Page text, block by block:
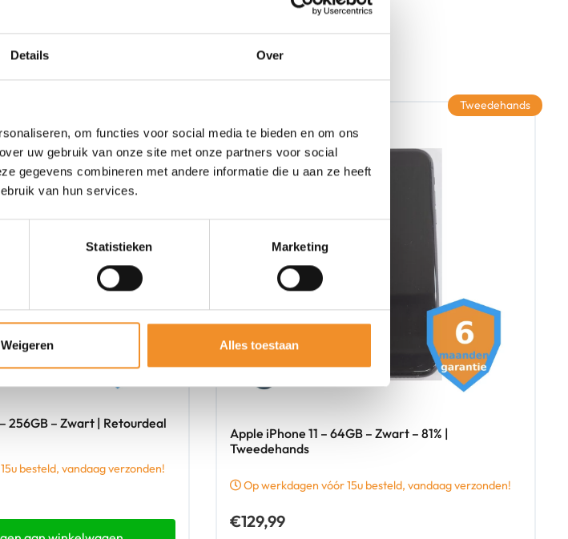
Details Over
om functies voor social media te bieden en om ons
uw gebruik van onze site met onze partners voor social
gegevens combineren met andere informatie die u aan ze heeft
van hun services.
Statistieken Marketing
Weigeren Alles toestaan
256GB – Zwart | Retourdeal
besteld, vandaag verzonden!
Apple iPhone 11 – 64GB – Zwart – 81% |
Tweedehands
Op werkdagen vóór 15u besteld, vandaag verzonden!
€129,99
Tweedehands